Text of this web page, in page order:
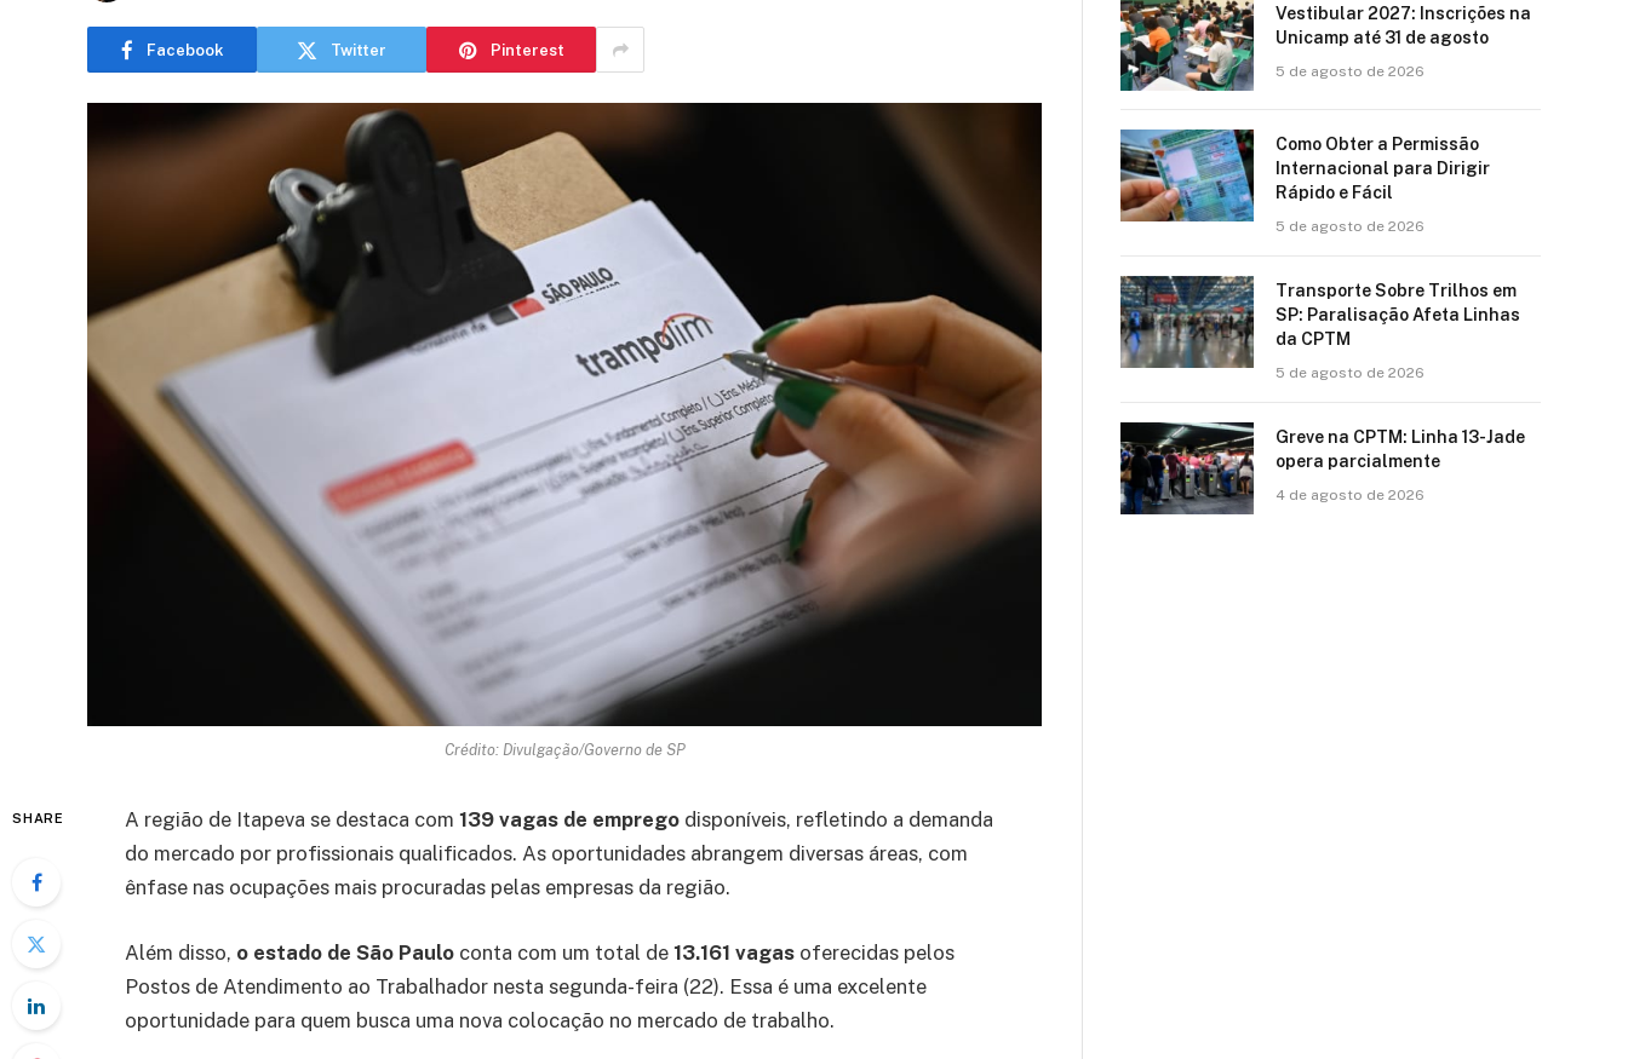
Facebook Twitter Pinterest
Crédito: Divulgação/Governo de SP
SHARE A região de Itapeva se destaca com 139 vagas de emprego disponíveis, refletindo a demanda
do mercado por profissionais qualificados. As oportunidades abrangem diversas áreas, com
ênfase nas ocupações mais procuradas pelas empresas da região.
Além disso, o estado de São Paulo conta com um total de 13.161 vagas oferecidas pelos
Postos de Atendimento ao Trabalhador nesta segunda-feira (22). Essa é uma excelente
oportunidade para quem busca uma nova colocação no mercado de trabalho.
Vestibular 2027: Inscrições na
Unicamp até 31 de agosto
5 de agosto de 2026
Como Obter a Permissão
Internacional para Dirigir
Rápido e Fácil
5 de agosto de 2026
Transporte Sobre Trilhos em
SP: Paralisação Afeta Linhas
da CPTM
5 de agosto de 2026
Greve na CPTM: Linha 13-Jade
opera parcialmente
4 de agosto de 2026